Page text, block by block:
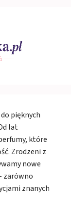
pięknych
lat
które
Zrodzeni z
nowe
zarówno
znanych